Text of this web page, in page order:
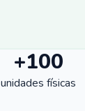
+100
unidades físicas